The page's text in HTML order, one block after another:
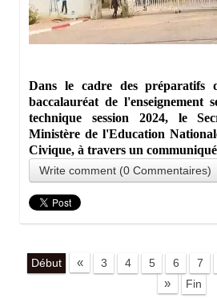
Dans le cadre des préparatifs
baccalauréat de l'enseignement
technique session 2024, le
Ministère de l'Education
Civique, à travers un
Write comment (0 Commentaires)
Début « 3 4 5 6 7
» Fin